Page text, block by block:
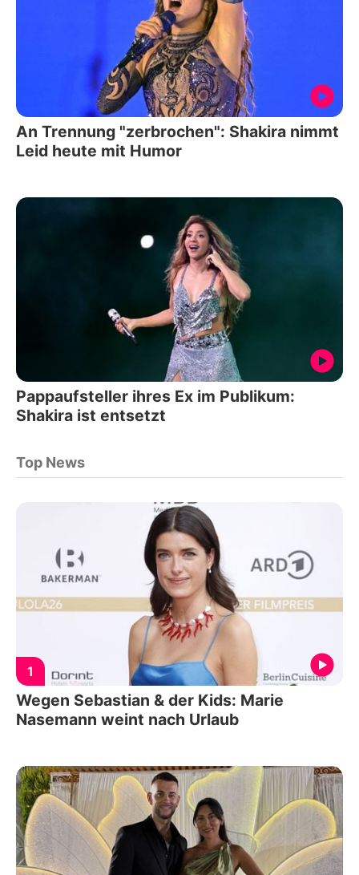
An Trennung "zerbrochen": Shakira nimmt
Leid heute mit Humor
Pappaufsteller ihres Ex im Publikum:
Shakira ist entsetzt
Top News
1
Wegen Sebastian & der Kids: Marie
Nasemann weint nach Urlaub